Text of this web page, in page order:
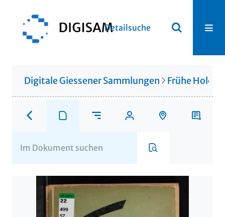
Detailsuche
Digitale Giessener Sammlungen Frühe